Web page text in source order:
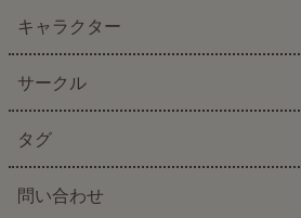
キャラクター
サークル
タグ
問い合わせ